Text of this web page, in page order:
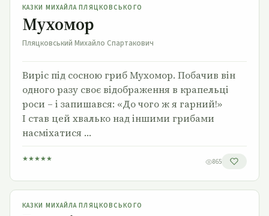
КАЗКИ МИХАЙЛА ПЛЯЦКОВСЬКОГО
Мухомор
Пляцковський Михайло Спартакович
Виріс під сосною гриб Мухомор. Побачив він
одного разу своє відображення в крапельці
роси – і запишався: «До чого ж я гарний!»
І став цей хвалько над іншими грибами
насміхатися …
★★★★★ 865
Босоніжки
КАЗКИ МИХАЙЛА ПЛЯЦКОВСЬКОГО